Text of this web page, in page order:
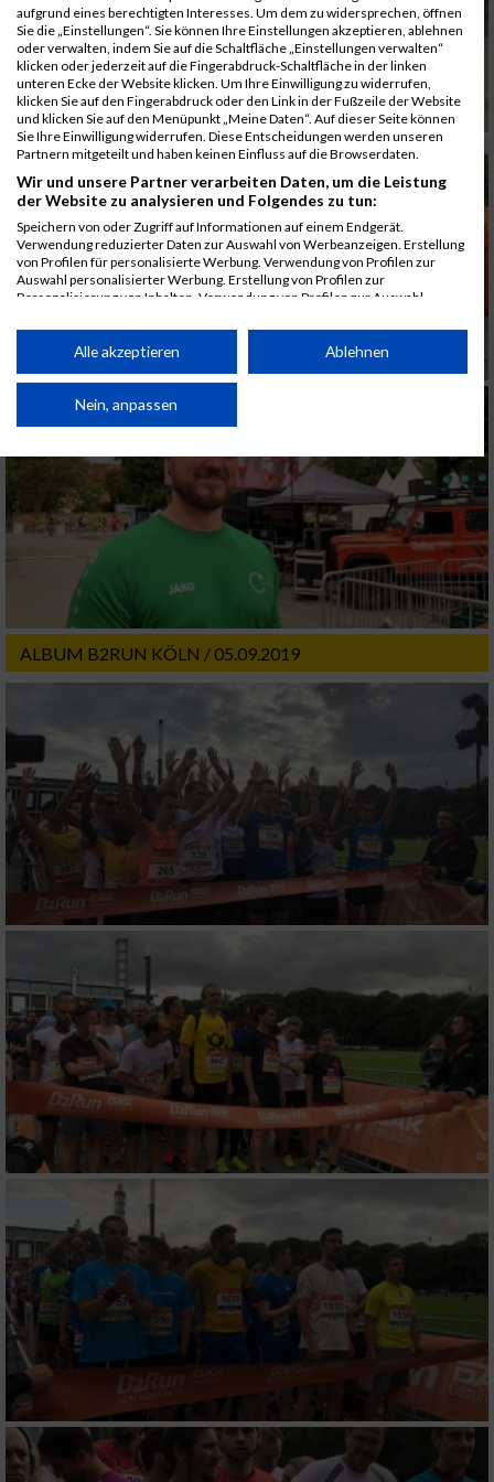
ALBUM B2RUN KÖLN / 05.09.2019
aufgrund eines berechtigten Interesses. Um dem zu widersprechen, öffnen
Sie die „Einstellungen“. Sie können Ihre Einstellungen akzeptieren, ablehnen
oder verwalten, indem Sie auf die Schaltfläche „Einstellungen verwalten“
klicken oder jederzeit auf die Fingerabdruck-Schaltfläche in der linken
unteren Ecke der Website klicken. Um Ihre Einwilligung zu widerrufen,
klicken Sie auf den Fingerabdruck oder den Link in der Fußzeile der Website
und klicken Sie auf den Menüpunkt „Meine Daten“. Auf dieser Seite können
Sie Ihre Einwilligung widerrufen. Diese Entscheidungen werden unseren
Partnern mitgeteilt und haben keinen Einfluss auf die Browserdaten.
Wir und unsere Partner verarbeiten Daten, um die Leistung
der Website zu analysieren und Folgendes zu tun:
Speichern von oder Zugriff auf Informationen auf einem Endgerät.
Verwendung reduzierter Daten zur Auswahl von Werbeanzeigen. Erstellung
von Profilen für personalisierte Werbung. Verwendung von Profilen zur
Auswahl personalisierter Werbung. Erstellung von Profilen zur
Personalisierung von Inhalten. Verwendung von Profilen zur Auswahl
Performance von Inhalten. Analyse von Zielgruppen durch Statistiken oder
Kombinationen von Daten aus verschiedenen Quellen. Entwicklung und
von Inhalten.
Daten können außerhalb der Europäischen Union weitergegeben und in die
Website/App.
Partnerliste anzeigen (1 IAB-Anbieter)
Wir nutzen Ihre Daten für folgende Zwecke:
IAB-Verarbeitungszwecke:
Speichern von oder Zugriff auf Informationen
auf einem Endgerät
Verwendung reduzierter Daten zur Auswahl
Erstellung von Profilen für personalisierte
Werbung
Verwendung von Profilen zur Auswahl
personalisierter Werbung
Erstellung von Profilen zur Personalisierung
von Inhalten
Verwendung von Profilen zur Auswahl
Messung der Werbeleistung
Messung der Performance von Inhalten
Analyse von Zielgruppen durch Statistiken
oder Kombinationen von Daten aus
verschiedenen Quellen
Entwicklung und Verbesserung der Angebote
Verwendung reduzierter Daten zur Auswahl
von Inhalten
IAB-Besonderheiten:
Verwendung genauer Standortdaten
Geräte anhand von aktiv angeforderten
Informationen identifizieren
Alle akzeptieren Ablehnen
Nein, anpassen